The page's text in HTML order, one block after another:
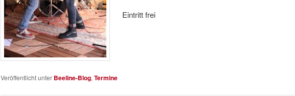
Eintritt frei
Veröffentlicht unter Beeline-Blog, Termine